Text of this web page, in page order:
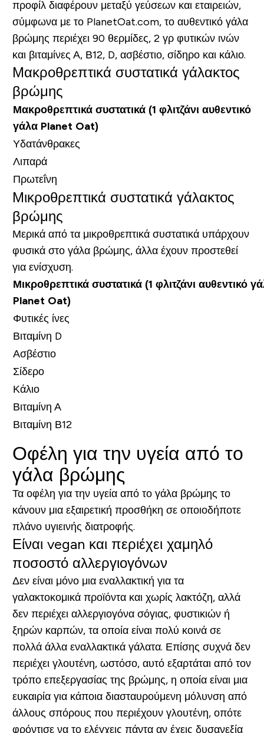
προφίλ διαφέρουν μεταξύ γεύσεων και εταιρειών,
σύμφωνα με το PlanetOat.com, το αυθεντικό γάλα
βρώμης περιέχει 90 θερμίδες, 2 γρ φυτικών ινών
και βιταμίνες Α, Β12, D, ασβέστιο, σίδηρο και κάλιο.
Μακροθρεπτικά συστατικά γάλακτος
βρώμης
Μακροθρεπτικά συστατικά (1 φλιτζάνι αυθεντικό
γάλα Planet Oat)
Υδατάνθρακες
Λιπαρά
Πρωτεΐνη
Μικροθρεπτικά συστατικά γάλακτος
βρώμης
Μερικά από τα μικροθρεπτικά συστατικά υπάρχουν
φυσικά στο γάλα βρώμης, άλλα έχουν προστεθεί
για ενίσχυση.
Μικροθρεπτικά συστατικά (1 φλιτζάνι αυθεντικό
Planet Oat)
Φυτικές ίνες
Βιταμίνη D
Ασβέστιο
Σίδερο
Κάλιο
Βιταμίνη Α
Βιταμίνη Β12
Οφέλη για την υγεία από το
γάλα βρώμης
Τα οφέλη για την υγεία από το γάλα βρώμης το
κάνουν μια εξαιρετική προσθήκη σε οποιοδήποτε
πλάνο υγιεινής διατροφής.
Είναι vegan και περιέχει χαμηλό
ποσοστό αλλεργιογόνων
Δεν είναι μόνο μια εναλλακτική για τα
γαλακτοκομικά προϊόντα και χωρίς λακτόζη, αλλά
δεν περιέχει αλλεργιογόνα σόγιας, φυστικιών ή
ξηρών καρπών, τα οποία είναι πολύ κοινά σε
πολλά άλλα εναλλακτικά γάλατα. Επίσης συχνά δεν
περιέχει γλουτένη, ωστόσο, αυτό εξαρτάται από τον
τρόπο επεξεργασίας της βρώμης, η οποία είναι μια
ευκαιρία για κάποια διασταυρούμενη μόλυνση από
άλλους σπόρους που περιέχουν γλουτένη, οπότε
φρόντισε να το ελέγχεις πάντα αν έχεις δυσανεξία